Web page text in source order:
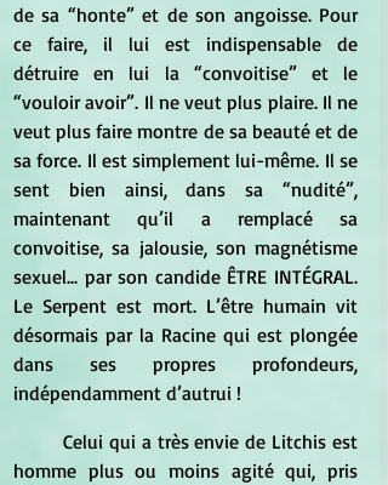
de sa “honte” et de son angoisse. Pour
ce faire, il lui est indispensable de
détruire en lui la “convoitise” et le
“vouloir avoir”. Il ne veut plus plaire. Il ne
veut plus faire montre de sa beauté et de
sa force. Il est simplement lui-même. Il se
sent bien ainsi, dans sa “nudité”,
maintenant qu’il a remplacé sa
convoitise, sa jalousie, son magnétisme
sexuel... par son candide ÊTRE INTÉGRAL.
Le Serpent est mort. L’être humain vit
désormais par la Racine qui est plongée
dans ses propres profondeurs,
indépendamment d’autrui !
homme plus ou moins agité qui, pris